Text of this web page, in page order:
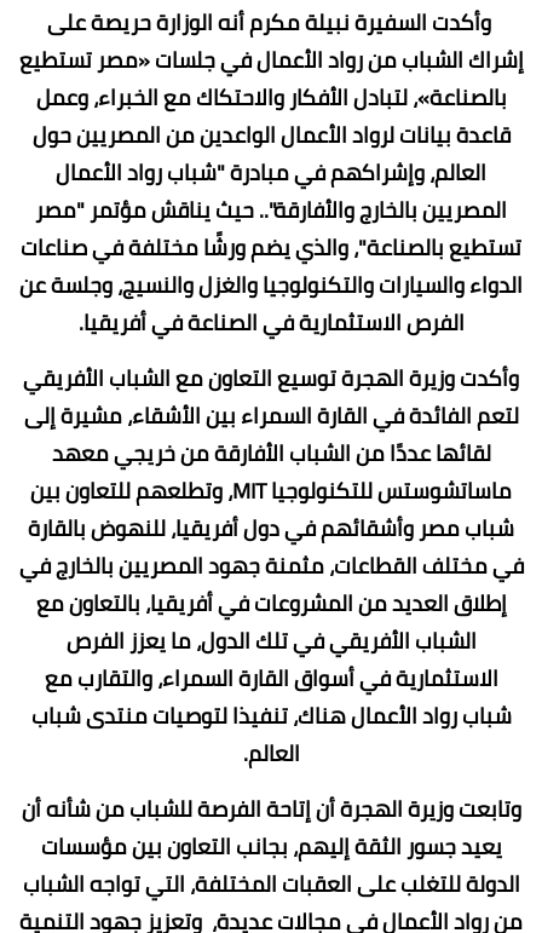
وأكدت السفيرة نبيلة مكرم أنه الوزارة حريصة على
إشراك الشباب من رواد الأعمال في جلسات «مصر تستطيع
بالصناعة»، لتبادل الأفكار والاحتكاك مع الخبراء، وعمل
قاعدة بيانات لرواد الأعمال الواعدين من المصريين حول
العالم، وإشراكهم في مبادرة "شباب رواد الأعمال
المصريين بالخارج والأفارقة".. حيث يناقش مؤتمر "مصر
تستطيع بالصناعة"، والذي يضم ورشًا مختلفة في صناعات
الدواء والسيارات والتكنولوجيا والغزل والنسيج، وجلسة عن
الفرص الاستثمارية في الصناعة في أفريقيا.
وأكدت وزيرة الهجرة توسيع التعاون مع الشباب الأفريقي
لتعم الفائدة في القارة السمراء بين الأشقاء، مشيرة إلى
لقائها عددًا من الشباب الأفارقة من خريجي معهد
ماساتشوستس للتكنولوجيا MIT، وتطلعهم للتعاون بين
شباب مصر وأشقائهم في دول أفريقيا، للنهوض بالقارة
في مختلف القطاعات، مثمنة جهود المصريين بالخارج في
إطلاق العديد من المشروعات في أفريقيا، بالتعاون مع
الشباب الأفريقي في تلك الدول، ما يعزز الفرص
الاستثمارية في أسواق القارة السمراء، والتقارب مع
شباب رواد الأعمال هناك، تنفيذا لتوصيات منتدى شباب
العالم.
وتابعت وزيرة الهجرة أن إتاحة الفرصة للشباب من شأنه أن
يعيد جسور الثقة إليهم، بجانب التعاون بين مؤسسات
الدولة للتغلب على العقبات المختلفة، التي تواجه الشباب
من رواد الأعمال في مجالات عديدة، وتعزيز جهود التنمية